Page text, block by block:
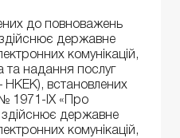
до повноважень
здійснює державне
комунікацій,
та надання послуг
НКЕК), встановлених
1971-IX «Про
здійснює державне
комунікацій,